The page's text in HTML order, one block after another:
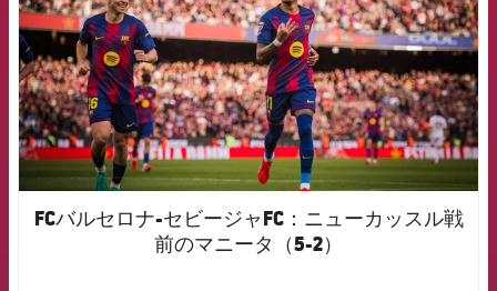
FCバルセロナ-セビージャFC：ニューカッスル戦
前のマニータ（5-2）